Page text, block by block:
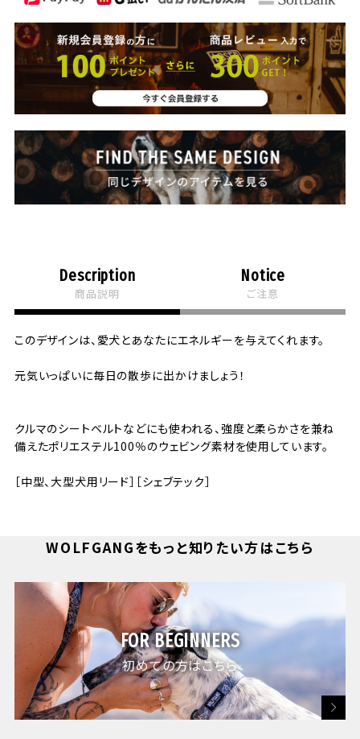
Description
商品説明
Notice
ご注意
このデザインは、愛犬とあなたにエネルギーを与えてくれます。
元気いっぱいに毎日の散歩に出かけましょう！
クルマのシートベルトなどにも使われる、強度と柔らかさを兼ね
備えたポリエステル100％のウェビング素材を使用しています。
［中型、大型犬用リード］［シェブテック］
WOLFGANGをもっと知りたい方はこちら
FOR BEGINNERS
初めての方はこちら